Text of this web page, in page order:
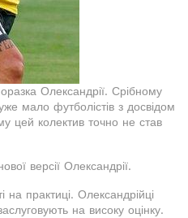
Олександрії. Срібному
мало футболістів з досвідом
цей колектив точно не став
версії Олександрії.
практиці. Олександрійці
на високу оцінку.